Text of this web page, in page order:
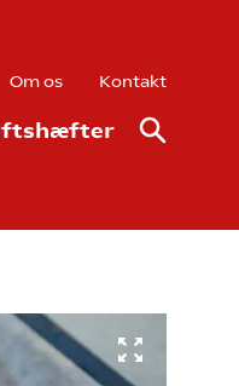
Om os Kontakt